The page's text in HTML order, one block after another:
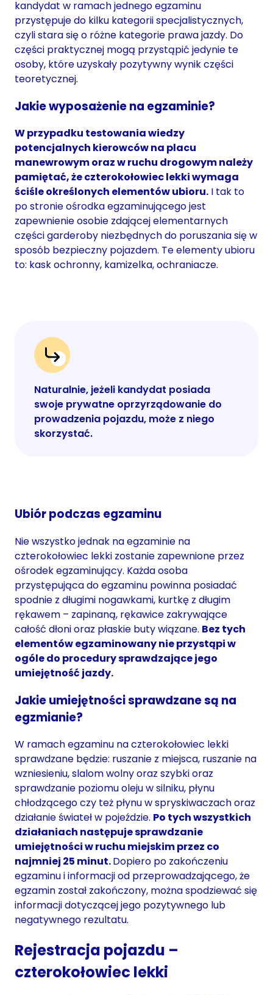
kandydat w ramach jednego egzaminu
przystępuje do kilku kategorii specjalistycznych,
czyli stara się o różne kategorie prawa jazdy. Do
części praktycznej mogą przystąpić jedynie te
osoby, które uzyskały pozytywny wynik części
teoretycznej.
Jakie wyposażenie na egzaminie?
W przypadku testowania wiedzy
potencjalnych kierowców na placu
manewrowym oraz w ruchu drogowym należy
pamiętać, że czterokołowiec lekki wymaga
ściśle określonych elementów ubioru. I tak to
po stronie ośrodka egzaminującego jest
zapewnienie osobie zdającej elementarnych
części garderoby niezbędnych do poruszania się w
sposób bezpieczny pojazdem. Te elementy ubioru
to: kask ochronny, kamizelka, ochraniacze.
Naturalnie, jeżeli kandydat posiada
swoje prywatne oprzyrządowanie do
prowadzenia pojazdu, może z niego
skorzystać.
Ubiór podczas egzaminu
Nie wszystko jednak na egzaminie na
czterokołowiec lekki zostanie zapewnione przez
ośrodek egzaminujący. Każda osoba
przystępująca do egzaminu powinna posiadać
spodnie z długimi nogawkami, kurtkę z długim
rękawem – zapinaną, rękawice zakrywające
całość dłoni oraz płaskie buty wiązane. Bez tych
elementów egzaminowany nie przystąpi w
ogóle do procedury sprawdzające jego
umiejętność jazdy.
Jakie umiejętności sprawdzane są na
egzmianie?
W ramach egzaminu na czterokołowiec lekki
sprawdzane będzie: ruszanie z miejsca, ruszanie na
wzniesieniu, slalom wolny oraz szybki oraz
sprawdzanie poziomu oleju w silniku, płynu
chłodzącego czy też płynu w spryskiwaczach oraz
działanie świateł w pojeździe. Po tych wszystkich
działaniach następuje sprawdzanie
umiejętności w ruchu miejskim przez co
najmniej 25 minut.Dopiero po zakończeniu
egzaminu i informacji od przeprowadzającego, że
egzamin został zakończony, można spodziewać się
informacji dotyczącej jego pozytywnego lub
negatywnego rezultatu.
Rejestracja pojazdu –
czterokołowiec lekki